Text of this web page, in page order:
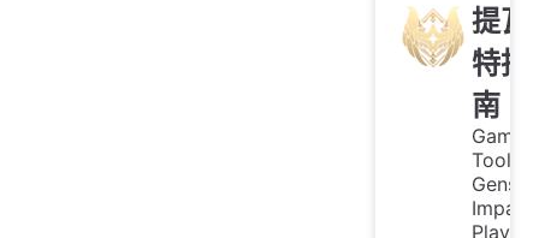
提瓦
特指
南
Game
Tool
Impact
Player